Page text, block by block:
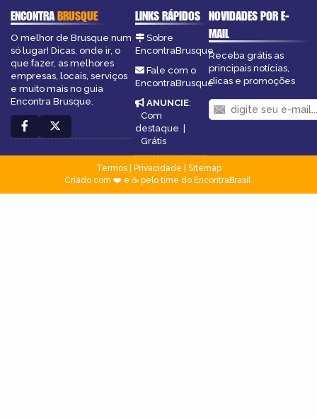
ENCONTRABRUSQUE
O melhor de Brusque num
só lugar! Dicas, onde ir, o
que fazer, as melhores
empresas, locais, serviços
e muito mais no guia
Encontra Brusque.
LINKS RÁPIDOS
Sobre
EncontraBrusque
Fale com o
EncontraBrusque
ANUNCIE:
Com
destaque
Grátis
NOVIDADES POR E-
MAIL
Receba grátis as
principais notícias,
dicas e promoções
Termos| Privacidade
Sitemap
Criado com ❤️ e ☕ pelo time do EncontraBrasil